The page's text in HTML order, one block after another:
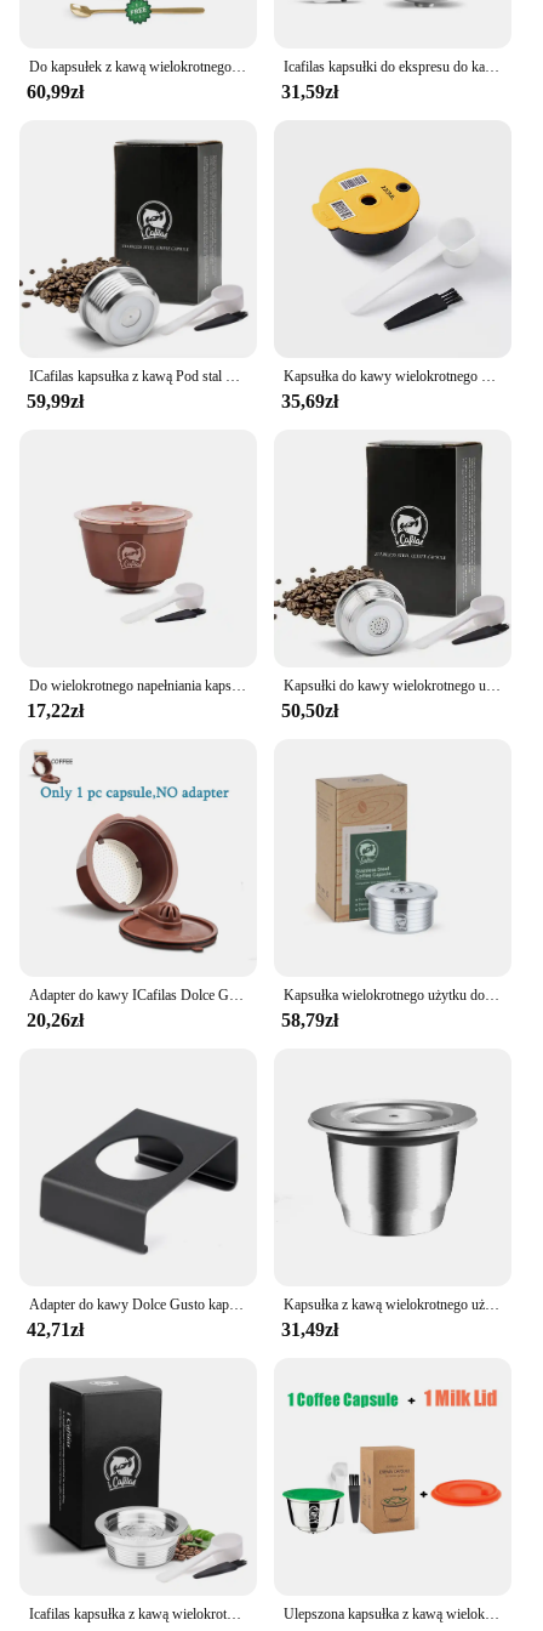
Do kapsułek z kawą wielokrotnego użytku Nespresso ze stali nierdzewnej bogate kremie Espresso filtry wielokrotnego napełniania Pod Fit Inissia Pixie Essenza Mini
60,99zł
Icafilas kapsułki do ekspresu do kawy wielokrotnego użytku dla Dolce Gusto dla cafissimo dla Delta Q dla Philips Senseo dla filtra Nespresso
31,59zł
ICafilas kapsułka z kawą Pod stal nierdzewna metalowe filtry do kawy kubek do Delta Q NDIQ7323
59,99zł
Kapsułka do kawy wielokrotnego użytku Bosch do ekspresu Tassimo BOSCH Kubek filtrujący do wielokrotnego napełniania Ekspres do espresso 60ml/180ml/200ml/220ml icafilas
35,69zł
17,22zł 50,50zł
20,26zł
Kapsułka wielokrotnego użytku do ekspresu do kawy Delta Q NDIQ7323 MINIQOOL akcesoria do filtr do kawy Espresso ze stali nierdzewnej
58,79zł
42,71zł
Kapsułka z kawą wielokrotnego użytku ze stali nierdzewnej Filtr kubka na kapsułki z kawą wielokrotnego użytku kompatybilny z akcesoriami kuchennymi Delta Q Coffee
31,49zł
Ulepszona kapsułka z kawą wielokrotnego użytku do Dolce Gusto Kubek filtrujący ze stali nierdzewnej wielokrotnego użytku do ekspresu do kawy Nescafe Crema Maker